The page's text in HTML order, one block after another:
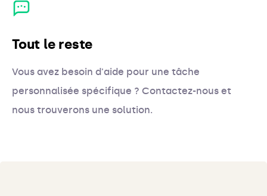
Tout le reste
Vous avez besoin d'aide pour une tâche
personnalisée spécifique ? Contactez-nous et
nous trouverons une solution.